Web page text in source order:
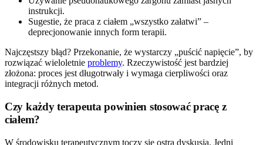
instrukcji.
Sugestie, że praca z ciałem „wszystko załatwi” –
deprecjonowanie innych form terapii.
Najczęstszy błąd? Przekonanie, że wystarczy „puścić napięcie”, by
rozwiązać wieloletnie problemy. Rzeczywistość jest bardziej
złożona: proces jest długotrwały i wymaga cierpliwości oraz
integracji różnych metod.
Czy każdy terapeuta powinien stosować pracę z
ciałem?
W środowisku terapeutycznym toczy się ostra dyskusja. Jedni